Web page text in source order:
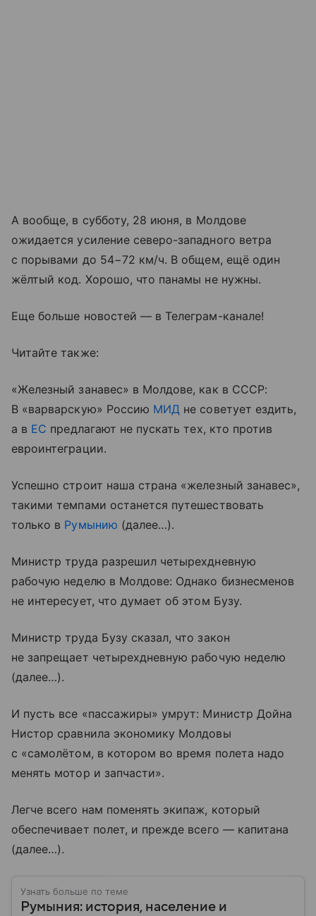
А вообще, в субботу, 28 июня, в Молдове
ожидается усиление северо-западного ветра
с порывами до 54−72 км/ч. В общем, ещё один
жёлтый код. Хорошо, что панамы не нужны.
Еще больше новостей — в Телеграм-канале!
Читайте также:
«Железный занавес» в Молдове, как в СССР:
В «варварскую» Россию МИД не советует ездить,
а в ЕС предлагают не пускать тех, кто против
евроинтеграции.
Успешно строит наша страна «железный занавес»,
такими темпами останется путешествовать
только в Румынию (далее…).
Министр труда разрешил четырехдневную
рабочую неделю в Молдове: Однако бизнесменов
не интересует, что думает об этом Бузу.
Министр труда Бузу сказал, что закон
не запрещает четырехдневную рабочую неделю
(далее…).
И пусть все «пассажиры» умрут: Министр Дойна
Нистор сравнила экономику Молдовы
с «самолётом, в котором во время полета надо
менять мотор и запчасти».
Легче всего нам поменять экипаж, который
обеспечивает полет, и прежде всего — капитана
(далее…).
Узнать больше по теме
Румыния: история, население и